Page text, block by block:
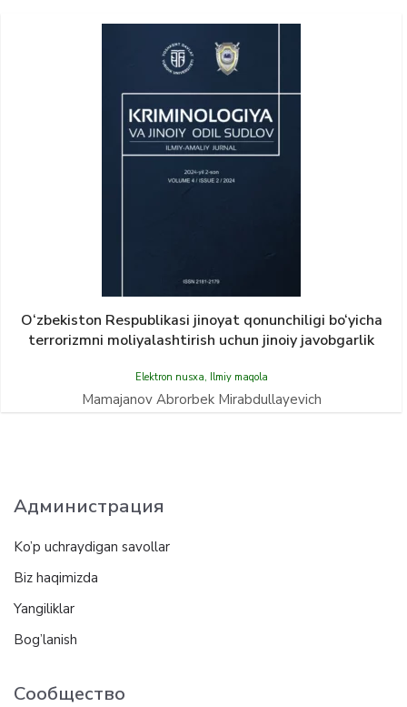
O‘zbekiston Respublikasi jinoyat qonunchiligi bo‘yicha
terrorizmni moliyalashtirish uchun jinoiy javobgarlik
Elektron nusxa, Ilmiy maqola
Mamajanov Abrorbek Mirabdullayevich
Администрация
Ko’p uchraydigan savollar
Biz haqimizda
Yangiliklar
Bog’lanish
Сообщество